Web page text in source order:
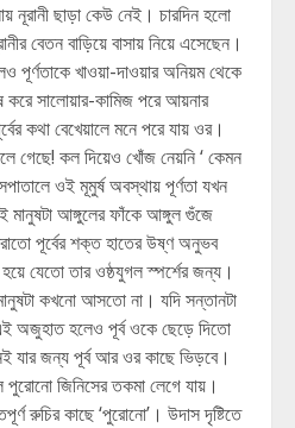
নূরানী ছাড়া কেউ নেই। চারদিন হলো
বেতন বাড়িয়ে বাসায় নিয়ে এসেছেন।
পূর্ণতাকে খাওয়া-দাওয়ার অনিয়ম থেকে
সালোয়ার-কামিজ পরে আয়নার
কথা বেখেয়ালে মনে পরে যায় ওর।
গেছে! কল দিয়েও খোঁজ নেয়নি ‘ কেমন
ওই মূমুর্ষ অবস্থায় পূর্ণতা যখন
মানুষটা আঙ্গুলের ফাঁকে আঙ্গুল গুঁজে
পূর্বের শক্ত হাতের উষ্ণ অনুভব
যেতো তার ওষ্ঠযুগল স্পর্শের জন্য।
কখনো আসতো না। যদি সন্তানটা
অজুহাত হলেও পূর্ব ওকে ছেড়ে দিতো
যার জন্য পূর্ব আর ওর কাছে ভিড়বে।
পুরোনো জিনিসের তকমা লেগে যায়।
রুচির কাছে ‘পুরোনো’। উদাস দৃষ্টিতে